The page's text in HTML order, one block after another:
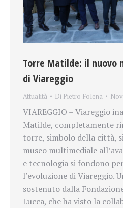
Torre Matilde: il nuovo
di Viareggio
Attualità Di Pietro Folena
VIAREGGIO – Viareggio
Matilde, completamente
torre, simbolo della città,
museo multimediale
e tecnologia si fondono
l’evoluzione di Viareggio.
sostenuto dalla
Lucca, che ha visto la